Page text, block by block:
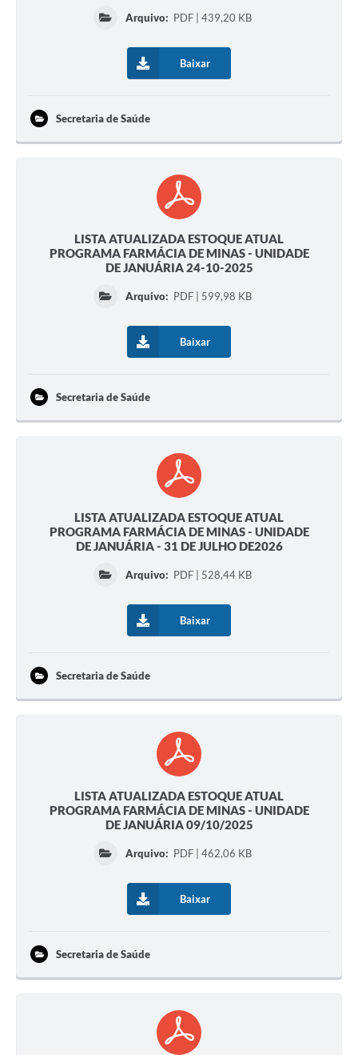
Galeria de Vídeos
Notícias
Contato
Fotos - Eventos Oficiais
Arquivo: PDF | 439,20 KB
Baixar
Secretaria de Saúde
LISTA ATUALIZADA ESTOQUE ATUAL
PROGRAMA FARMÁCIA DE MINAS - UNIDADE
DE JANUÁRIA 24-10-2025
Arquivo: PDF | 599,98 KB
Baixar
Secretaria de Saúde
LISTA ATUALIZADA ESTOQUE ATUAL
PROGRAMA FARMÁCIA DE MINAS - UNIDADE
DE JANUÁRIA - 31 DE JULHO DE2026
Arquivo: PDF | 528,44 KB
Baixar
Secretaria de Saúde
LISTA ATUALIZADA ESTOQUE ATUAL
PROGRAMA FARMÁCIA DE MINAS - UNIDADE
DE JANUÁRIA 09/10/2025
Arquivo: PDF | 462,06 KB
Baixar
Secretaria de Saúde